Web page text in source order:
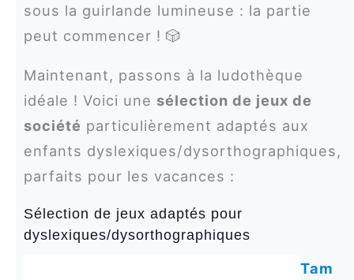
sous la guirlande lumineuse : la partie
peut commencer ! 🎲
Maintenant, passons à la ludothèque
idéale ! Voici une sélection de jeux de
société particulièrement adaptés aux
enfants dyslexiques/dysorthographiques,
parfaits pour les vacances :
Sélection de jeux adaptés pour
dyslexiques/dysorthographiques
Tam